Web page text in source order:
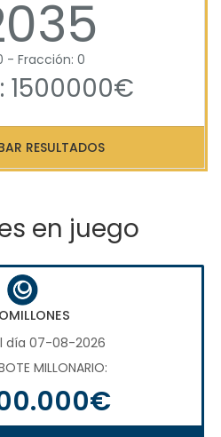
- Fracción: 0
1500000€
RESULTADOS
en juego
día 07-08-2026
MILLONARIO: